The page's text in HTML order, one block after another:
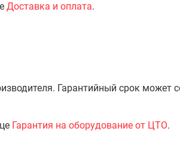
Доставка и оплата.
Гарантийный срок может
Гарантия на оборудование от ЦТО.